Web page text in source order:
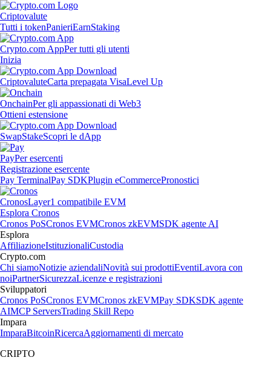
Criptovalute
Tutti i tokenPanieriEarnStaking
Crypto.com AppPer tutti gli utenti
Inizia
CriptovaluteCarta prepagata VisaLevel Up
OnchainPer gli appassionati di Web3
Ottieni estensione
SwapStakeScopri le dApp
PayPer esercenti
Registrazione esercente
Pay TerminalPay SDKPlugin eCommercePronostici
CronosLayer1 compatibile EVM
Esplora Cronos
Cronos PoSCronos EVMCronos zkEVMSDK agente AI
Esplora
AffiliazioneIstituzionaliCustodia
Crypto.com
Chi siamoNotizie aziendaliNovità sui prodottiEventiLavora con
noiPartnerSicurezzaLicenze e registrazioni
Sviluppatori
Cronos PoSCronos EVMCronos zkEVMPay SDKSDK agente
AIMCP ServersTrading Skill Repo
Impara
ImparaBitcoinRicercaAggiornamenti di mercato
CRIPTO